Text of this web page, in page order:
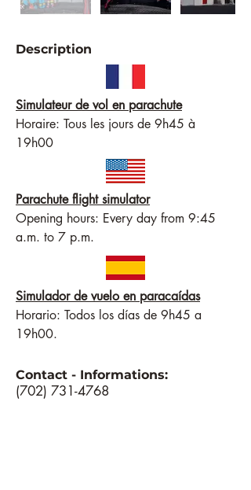
Description
Simulateur de vol en parachute
Horaire: Tous les jours de 9h45 à
19h00
Parachute flight simulator
Opening hours: Every day from 9:45
a.m. to 7 p.m.
Simulador de vuelo en paracaídas
Horario: Todos los días de 9h45 a
19h00.
Contact - Informations:
(702) 731-4768